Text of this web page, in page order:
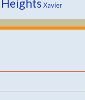
Xavier